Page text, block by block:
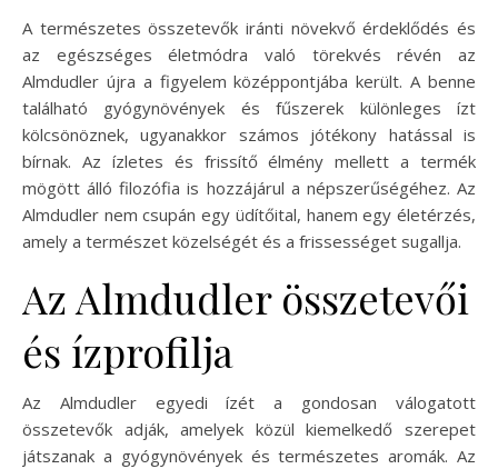
A természetes összetevők iránti növekvő érdeklődés és
az egészséges életmódra való törekvés révén az
Almdudler újra a figyelem középpontjába került. A benne
található gyógynövények és fűszerek különleges ízt
kölcsönöznek, ugyanakkor számos jótékony hatással is
bírnak. Az ízletes és frissítő élmény mellett a termék
mögött álló filozófia is hozzájárul a népszerűségéhez. Az
Almdudler nem csupán egy üdítőital, hanem egy életérzés,
amely a természet közelségét és a frissességet sugallja.
Az Almdudler összetevői
és ízprofilja
Az Almdudler egyedi ízét a gondosan válogatott
összetevők adják, amelyek közül kiemelkedő szerepet
játszanak a gyógynövények és természetes aromák. Az